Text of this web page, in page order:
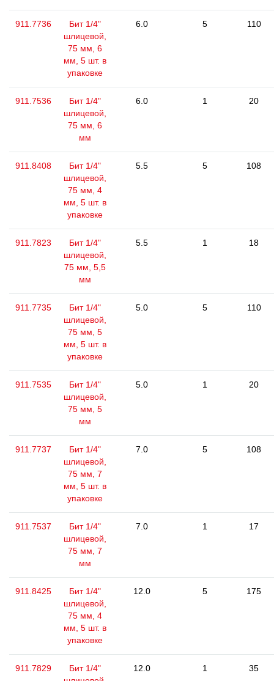
911.7736
Бит 1/4"
шлицевой,
75 мм, 6
мм, 5 шт. в
упаковке
6.0 5 110
911.7536
Бит 1/4"
шлицевой,
75 мм, 6
мм
6.0 1 20
911.8408
Бит 1/4"
шлицевой,
75 мм, 4
мм, 5 шт. в
упаковке
5.5 5 108
911.7823
Бит 1/4"
шлицевой,
75 мм, 5,5
мм
5.5 1 18
911.7735
Бит 1/4"
шлицевой,
75 мм, 5
мм, 5 шт. в
упаковке
5.0 5 110
911.7535
Бит 1/4"
шлицевой,
75 мм, 5
мм
5.0 1 20
911.7737
Бит 1/4"
шлицевой,
75 мм, 7
мм, 5 шт. в
упаковке
7.0 5 108
911.7537
Бит 1/4"
шлицевой,
75 мм, 7
мм
7.0 1 17
911.8425
Бит 1/4"
шлицевой,
75 мм, 4
мм, 5 шт. в
упаковке
12.0 5 175
911.7829
Бит 1/4"
12.0 1 35